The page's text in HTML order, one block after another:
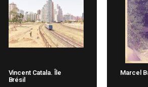
Vincent Catala. Île
Brésil
Marcel